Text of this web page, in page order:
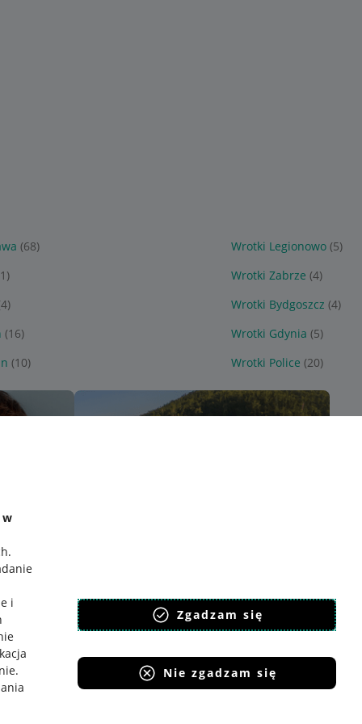
w
.
i
.
Zgadzam się
Nie zgadzam się
(68) Wrotki Legionowo (5)
Wrotki Zabrze (4)
Wrotki Bydgoszcz (4)
(16) Wrotki Gdynia (5)
(10) Wrotki Police (20)